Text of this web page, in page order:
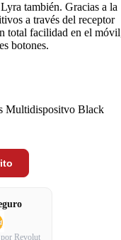
también. Gracias a la
a través del receptor
total facilidad en el
botones.
Multidispositvo Black
Revolut